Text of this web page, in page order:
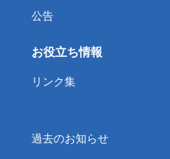
公告
お役立ち情報
リンク集
過去のお知らせ